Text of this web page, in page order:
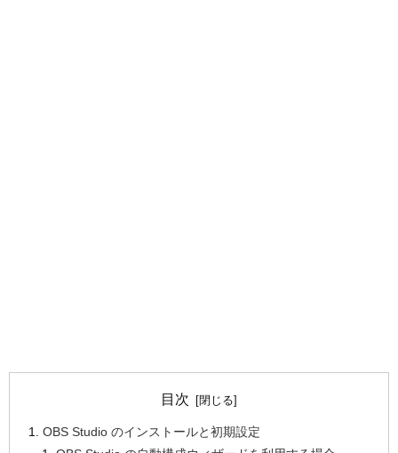
目次
OBS Studio のインストールと初期設定